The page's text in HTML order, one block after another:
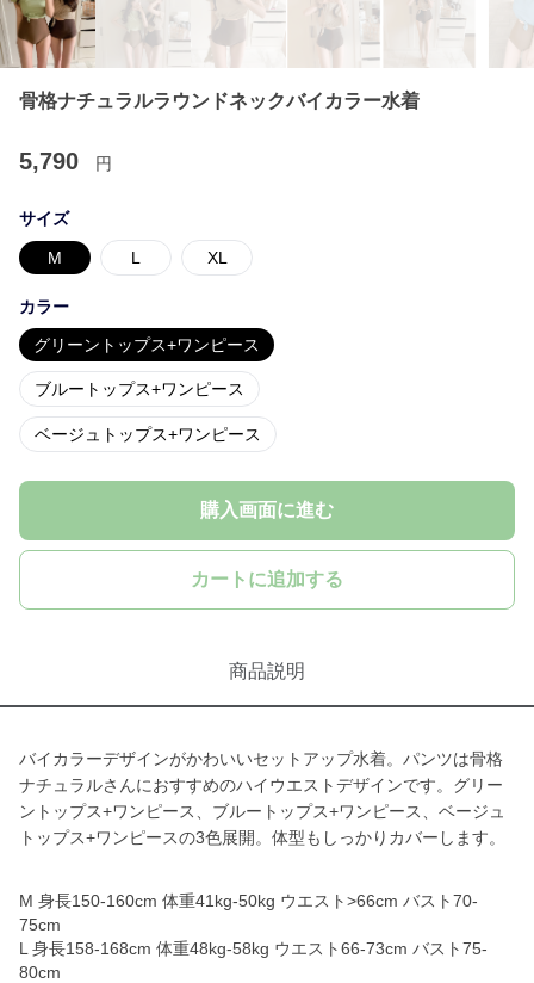
骨格ナチュラルラウンドネックバイカラー水着
5,790 円
サイズ
M L XL
カラー
グリーントップス+ワンピース
ブルートップス+ワンピース
ベージュトップス+ワンピース
購入画面に進む
カートに追加する
商品説明
バイカラーデザインがかわいいセットアップ水着。パンツは骨格
ナチュラルさんにおすすめのハイウエストデザインです。グリー
ントップス+ワンピース、ブルートップス+ワンピース、ベージュ
トップス+ワンピースの3色展開。体型もしっかりカバーします。
M 身長150-160cm 体重41kg-50kg ウエスト>66cm バスト70-
75cm
L 身長158-168cm 体重48kg-58kg ウエスト66-73cm バスト75-
80cm